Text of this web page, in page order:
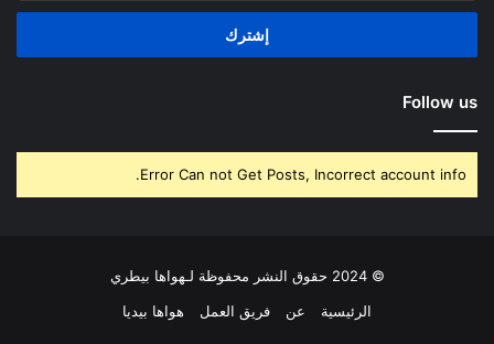
الإلكتروني
Follow us
Error Can not Get Posts, Incorrect account info.
© 2024 حقوق النشر محفوظة لـهواها بيطري
الرئيسية
عن فريق العمل هواها بيديا